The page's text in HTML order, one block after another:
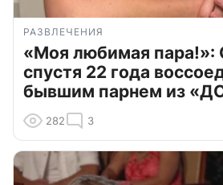
РАЗВЛЕЧЕНИЯ
«Моя любимая пара!»:
спустя 22 года
бывшим парнем из
282 3